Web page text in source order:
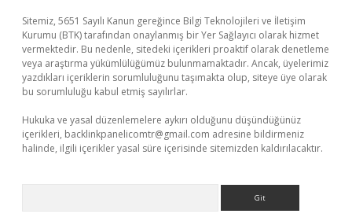
Sitemiz, 5651 Sayılı Kanun gereğince Bilgi Teknolojileri ve İletişim
Kurumu (BTK) tarafından onaylanmış bir Yer Sağlayıcı olarak hizmet
vermektedir. Bu nedenle, sitedeki içerikleri proaktif olarak denetleme
veya araştırma yükümlülüğümüz bulunmamaktadır. Ancak, üyelerimiz
yazdıkları içeriklerin sorumluluğunu taşımakta olup, siteye üye olarak
bu sorumluluğu kabul etmiş sayılırlar.
Hukuka ve yasal düzenlemelere aykırı olduğunu düşündüğünüz
içerikleri, backlinkpanelicomtr@gmail.com adresine bildirmeniz
halinde, ilgili içerikler yasal süre içerisinde sitemizden kaldırılacaktır.